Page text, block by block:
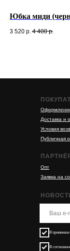
Юбка миди
3 520 р. 4 400 р.
Доставка и
Условия
Публичная
Опт
Заявка на
Я принимаю
Я